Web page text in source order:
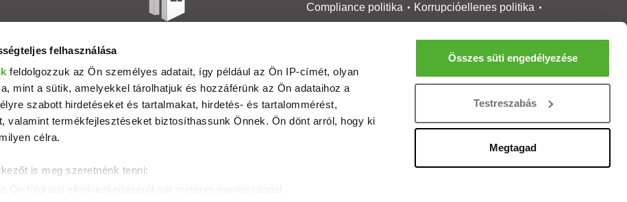
felhasználása
feldolgozzuk az Ön személyes adatait, így például az Ön IP-címét, olyan
mint a sütik, amelyekkel tárolhatjuk és hozzáférünk az Ön adataihoz a
szabott hirdetéseket és tartalmakat, hirdetés- és tartalommérést,
valamint termékfejlesztéseket biztosíthassunk Önnek. Ön dönt arról, hogy ki
célra.
is meg szeretnénk tenni:
Összes süti engedélyezése
Testreszabás
Megtagad
Compliance politika Korrupcióellenes politika
Médiaajánlat
Ingatlanközvetítőknek
Magánszemélyeknek
Új építésű lakások
Tartalommoderálási jelentés